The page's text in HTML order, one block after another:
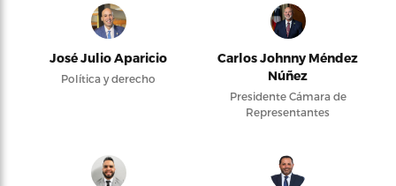
José Julio Aparicio
Política y derecho
Carlos Johnny Méndez
Núñez
Presidente Cámara de
Representantes